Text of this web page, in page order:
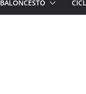
BALONCESTO